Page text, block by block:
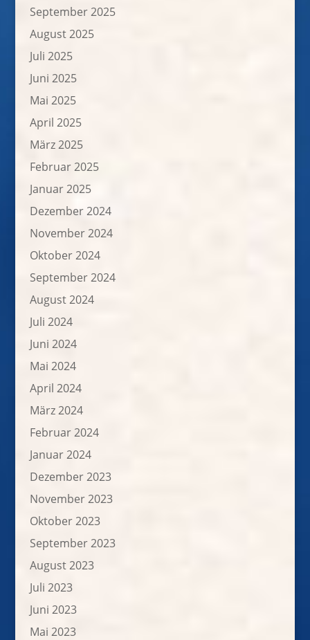
September 2025
August 2025
Juli 2025
Juni 2025
Mai 2025
April 2025
März 2025
Februar 2025
Januar 2025
Dezember 2024
November 2024
Oktober 2024
September 2024
August 2024
Juli 2024
Juni 2024
Mai 2024
April 2024
März 2024
Februar 2024
Januar 2024
Dezember 2023
November 2023
Oktober 2023
September 2023
August 2023
Juli 2023
Juni 2023
Mai 2023